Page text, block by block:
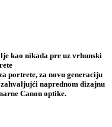
kao nikada pre uz vrhunski
portrete, za novu generaciju
naprednom dizajnu
Canon optike.